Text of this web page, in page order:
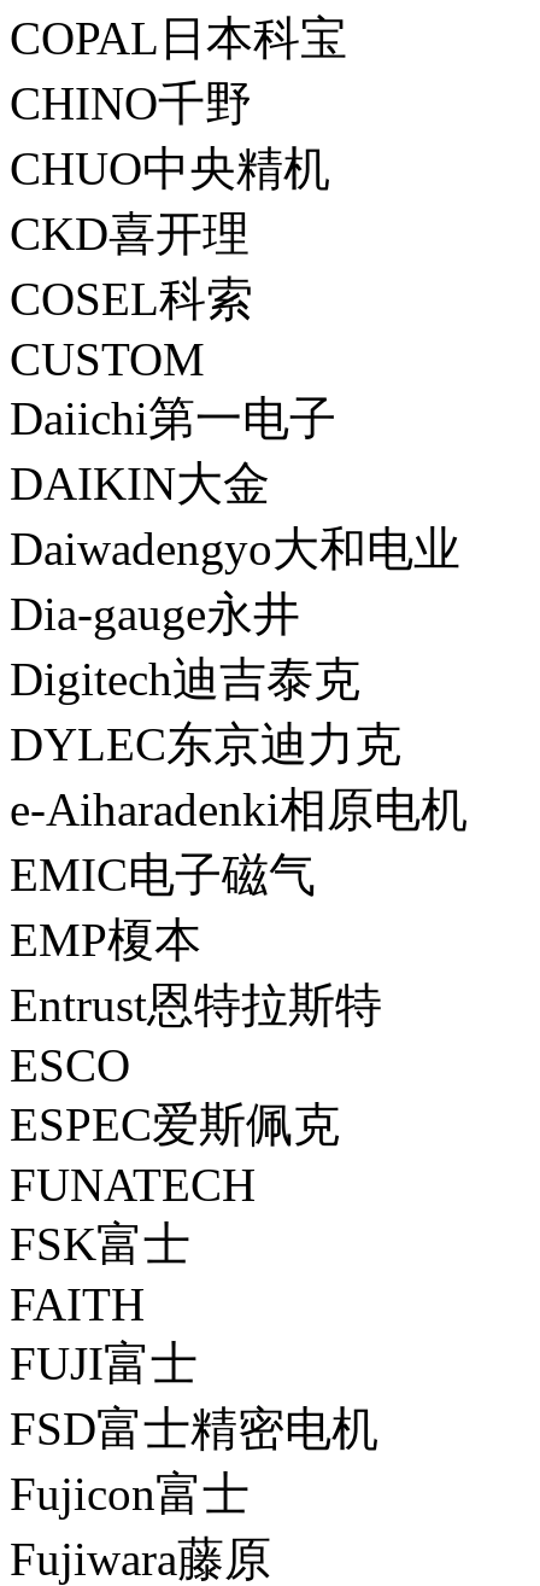
COPAL日本科宝
CHINO千野
CHUO中央精机
CKD喜开理
COSEL科索
CUSTOM
Daiichi第一电子
DAIKIN大金
Daiwadengyo大和电业
Dia-gauge永井
Digitech迪吉泰克
DYLEC东京迪力克
e-Aiharadenki相原电机
EMIC电子磁气
EMP榎本
Entrust恩特拉斯特
ESCO
ESPEC爱斯佩克
FUNATECH
FSK富士
FAITH
FUJI富士
FSD富士精密电机
Fujicon富士
Fujiwara藤原